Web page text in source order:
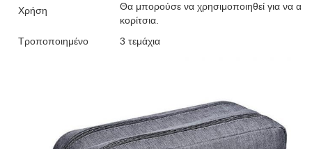
Χρήση
Θα μπορούσε να χρησιμοποιηθεί για να
κορίτσια.
Τροποποιημένο
3 τεμάχια